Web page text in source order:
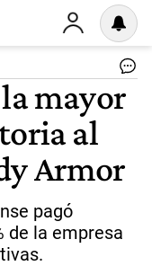
mayor
al
Armor
pagó
de la empresa